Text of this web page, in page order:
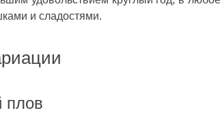
и сладостями.
плов